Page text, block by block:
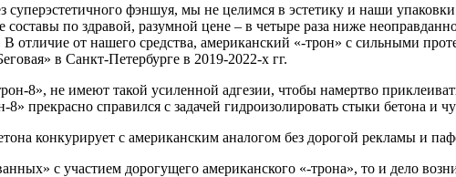
суперэстетичного фэншуя, мы не целимся в эстетику и наши
по здравой, разумной цене – в четыре раза ниже
отличие от нашего средства, американский «-трон» с сильными
в Санкт-Петербурге в 2019-2022-х гг.
8», не имеют такой усиленной адгезии, чтобы намертво
прекрасно справился с задачей гидроизолировать стыки бетона и
с участием дорогущего американского «-трона», то и дело